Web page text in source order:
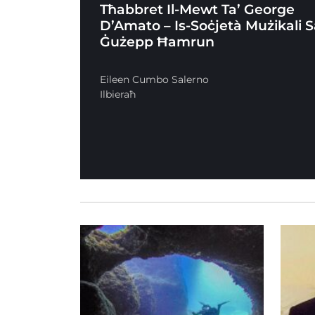
Tħabbret Il-Mewt Ta’ George
D’Amato – Is-Soċjetà Mużikali
Ġużepp Ħamrun
Eileen Cumbo Salerno
Ilbieraħ